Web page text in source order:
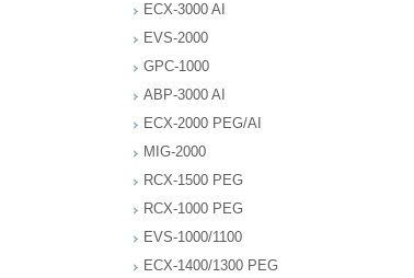
ECX-3000 AI
EVS-2000
GPC-1000
ABP-3000 AI
ECX-2000 PEG/AI
MIG-2000
RCX-1500 PEG
RCX-1000 PEG
EVS-1000/1100
ECX-1400/1300 PEG